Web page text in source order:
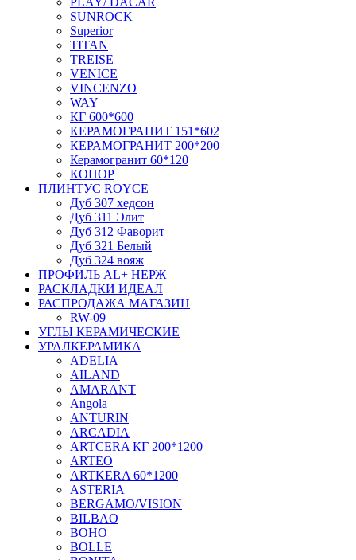
SUNROCK
Superior
TITAN
TREISE
VENICE
VINCENZO
WAY
КГ 600*600
КЕРАМОГРАНИТ 151*602
КЕРАМОГРАНИТ 200*200
Керамогранит 60*120
КОНОР
ПЛИНТУС ROYCE
Дуб 307 хедсон
Дуб 311 Элит
Дуб 312 Фаворит
Дуб 321 Белый
Дуб 324 вояж
ПРОФИЛЬ AL+ НЕРЖ
РАСКЛАДКИ ИДЕАЛ
РАСПРОДАЖА МАГАЗИН
RW-09
УГЛЫ КЕРАМИЧЕСКИЕ
УРАЛКЕРАМИКА
ADELIA
AILAND
AMARANT
Angola
ANTURIN
ARCADIA
ARTCERA КГ 200*1200
ARTEO
ARTKERA 60*1200
ASTERIA
BERGAMO/VISION
BILBAO
BOHO
BOLLE